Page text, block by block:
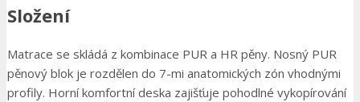
Složení
Matrace se skládá z kombinace PUR a HR pěny. Nosný PUR
pěnový blok je rozdělen do 7-mi anatomických zón vhodnými
profily. Horní komfortní deska zajišťuje pohodlné vykopírování